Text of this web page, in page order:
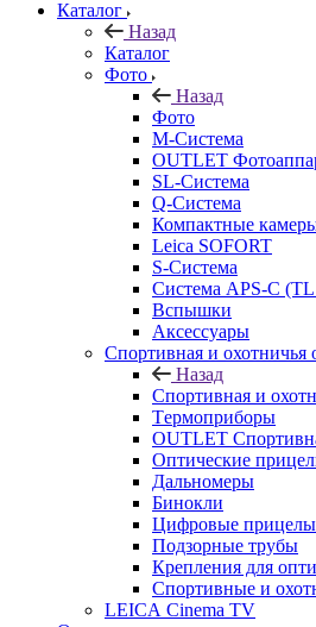
Каталог
Назад
Каталог
Фото
Назад
Фото
M-Система
OUTLET
SL-Система
Q-Cистема
Компактные
Leica SOFORT
S-Система
Система APS-C
Вспышки
Аксессуары
Спортивная и охотничья
Назад
Спортивная и
Tермоприборы
OUTLET
Оптические
Дальномеры
Бинокли
Цифровые
Подзорные трубы
Крепления для
Спортивные и
LEICA Cinema TV